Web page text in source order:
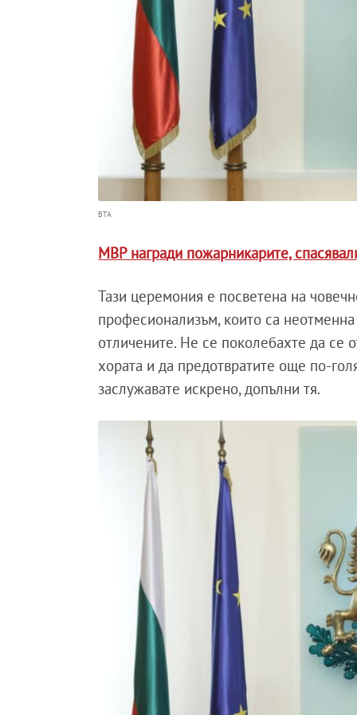
БТА
МВР награди пожарникарите,
Тази церемония е посветена на
професионализъм, които са
отличените. Не се поколебахте да се
хората и да предотвратите още по-
заслужавате искрено, допълни тя.